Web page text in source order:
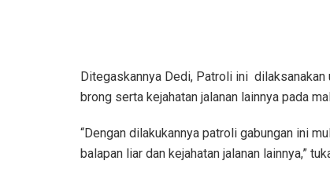
Ditegaskannya Dedi, Patroli ini dilaksanakan
brong serta kejahatan jalanan lainnya pada
“Dengan dilakukannya patroli gabungan ini
balapan liar dan kejahatan jalanan lainnya,”